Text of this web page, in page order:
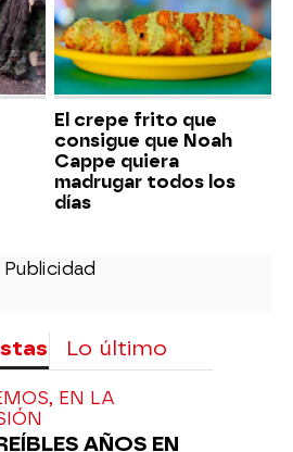
El crepe frito que
consigue que Noah
Cappe quiera
madrugar todos los
días
Lo último
EN LA
AÑOS EN